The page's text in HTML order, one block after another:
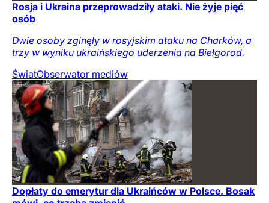
Rosja i Ukraina przeprowadziły ataki. Nie żyje pięć
osób
Dwie osoby zginęły w rosyjskim ataku na Charków, a
trzy w wyniku ukraińskiego uderzenia na Biełgorod.
ŚwiatObserwator mediów
Dopłaty do emerytur dla Ukraińców w Polsce. Bosak